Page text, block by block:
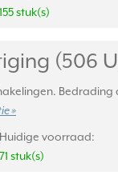
155 stuk(s)
(506
»
Huidige voorraad:
71 stuk(s)